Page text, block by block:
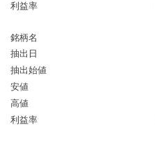
利益率
銘柄名
抽出日
抽出始値
安値
高値
利益率